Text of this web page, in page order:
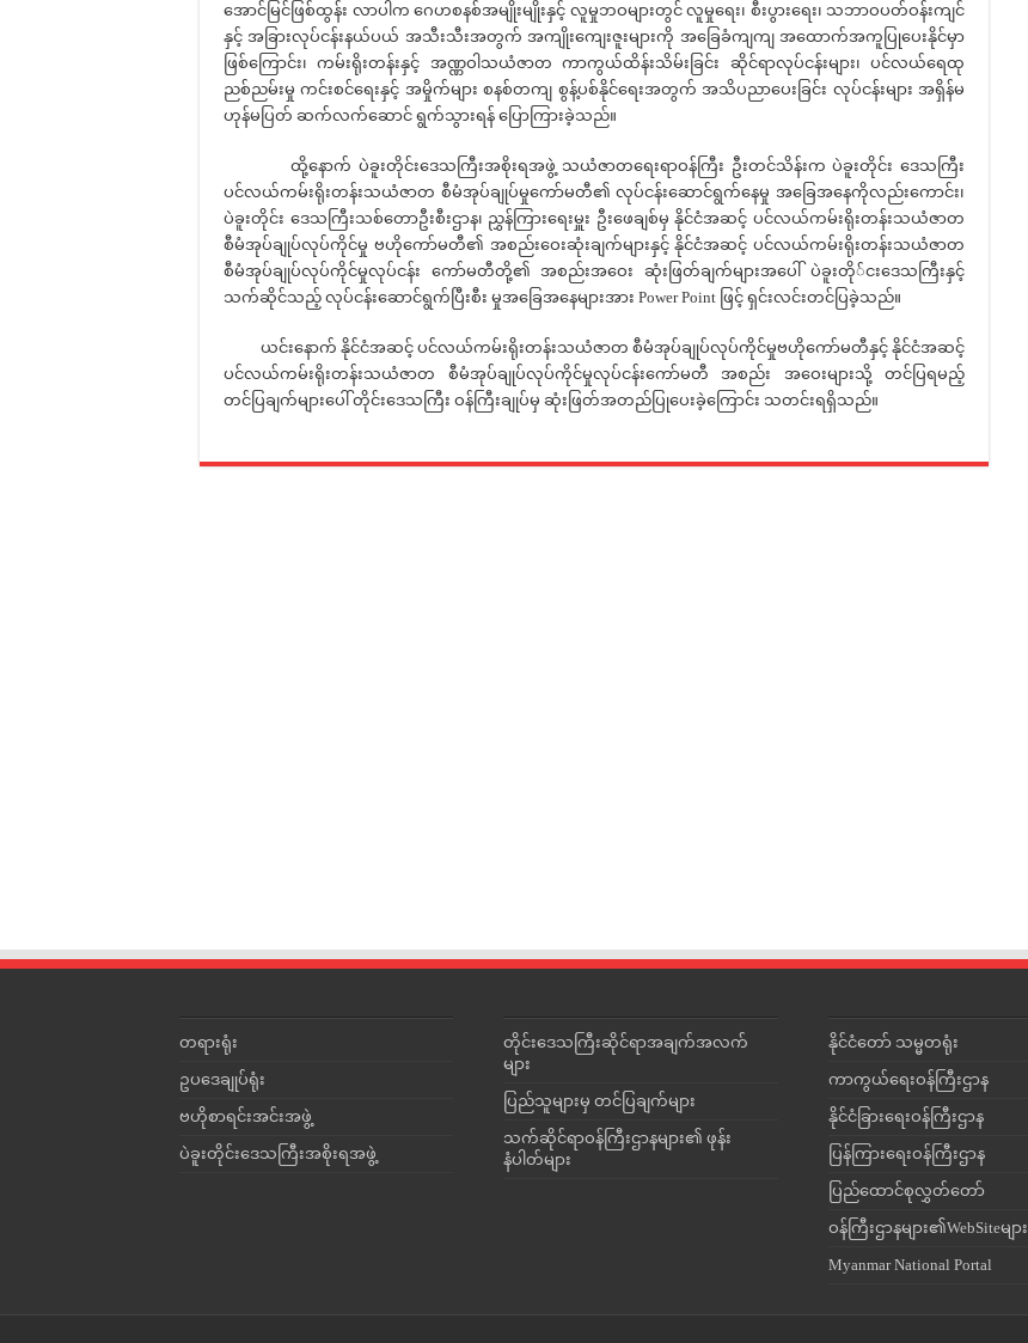
အောင်မြင်ဖြစ်ထွန်း လာပါက ဂေဟစနစ်အမျိုးမျိုးနှင့် လူမှုဘဝများတွင် လူမှုရေး၊ စီးပွားရေး၊ သဘာဝပတ်ဝန်းကျင်
နှင့် အခြားလုပ်ငန်းနယ်ပယ် အသီးသီးအတွက် အကျိုးကျေးဇူးများကို အခြေခံကျကျ အထောက်အကူပြုပေးနိုင်မှာ
ဖြစ်ကြောင်း၊ ကမ်းရိုးတန်းနှင့် အဏ္ဏဝါသယံဇာတ ကာကွယ်ထိန်းသိမ်းခြင်း ဆိုင်ရာလုပ်ငန်းများ၊ ပင်လယ်ရေထု
ညစ်ညမ်းမှု ကင်းစင်ရေးနှင့် အမှိုက်များ စနစ်တကျ စွန့်ပစ်နိုင်ရေးအတွက် အသိပညာပေးခြင်း လုပ်ငန်းများ အရှိန်မ
ဟုန်မပြတ် ဆက်လက်ဆောင် ရွက်သွားရန် ပြောကြားခဲ့သည်။
ထို့နောက် ပဲခူးတိုင်းဒေသကြီးအစိုးရအဖွဲ့ သယံဇာတရေးရာဝန်ကြီး ဦးတင်သိန်းက ပဲခူးတိုင်း ဒေသကြီး
ပင်လယ်ကမ်းရိုးတန်းသယံဇာတ စီမံအုပ်ချုပ်မှုကော်မတီ၏ လုပ်ငန်းဆောင်ရွက်နေမှု အခြေအနေကိုလည်းကောင်း၊
ပဲခူးတိုင်း ဒေသကြီးသစ်တောဦးစီးဌာန၊ ညွှန်ကြားရေးမှူး ဦးဖေချစ်မှ နိုင်ငံအဆင့် ပင်လယ်ကမ်းရိုးတန်းသယံဇာတ
စီမံအုပ်ချုပ်လုပ်ကိုင်မှု ဗဟိုကော်မတီ၏ အစည်းဝေးဆုံးချက်များနှင့် နိုင်ငံအဆင့် ပင်လယ်ကမ်းရိုးတန်းသယံဇာတ
စီမံအုပ်ချုပ်လုပ်ကိုင်မှုလုပ်ငန်း ကော်မတီတို့၏ အစည်းအဝေး ဆုံးဖြတ်ချက်များအပေါ် ပဲခူးတို်ငးဒေသကြီးနှင့်
သက်ဆိုင်သည့် လုပ်ငန်းဆောင်ရွက်ပြီးစီး မှုအခြေအနေများအား Power Point ဖြင့် ရှင်းလင်းတင်ပြခဲ့သည်။
ယင်းနောက် နိုင်ငံအဆင့် ပင်လယ်ကမ်းရိုးတန်းသယံဇာတ စီမံအုပ်ချုပ်လုပ်ကိုင်မှုဗဟိုကော်မတီနှင့် နိုင်ငံအဆင့်
ပင်လယ်ကမ်းရိုးတန်းသယံဇာတ စီမံအုပ်ချုပ်လုပ်ကိုင်မှုလုပ်ငန်းကော်မတီ အစည်း အဝေးများသို့ တင်ပြရမည့်
တင်ပြချက်များပေါ် တိုင်းဒေသကြီး ဝန်ကြီးချုပ်မှ ဆုံးဖြတ်အတည်ပြုပေးခဲ့ကြောင်း သတင်းရရှိသည်။
တရားရုံး
ဥပဒေချုပ်ရုံး
ဗဟိုစာရင်းအင်းအဖွဲ့
ပဲခူးတိုင်းဒေသကြီးအစိုးရအဖွဲ့
တိုင်းဒေသကြီးဆိုင်ရာအချက်အလက်
များ
ပြည်သူများမှ တင်ပြချက်များ
သက်ဆိုင်ရာဝန်ကြီးဌာနများ၏ ဖုန်း
နံပါတ်များ
နိုင်ငံတော် သမ္မတရုံး
ကာကွယ်ရေးဝန်ကြီးဌာန
နိုင်ငံခြားရေးဝန်ကြီးဌာန
ပြန်ကြားရေးဝန်ကြီးဌာန
ပြည်ထောင်စုလွှတ်တော်
ဝန်ကြီးဌာနများ၏WebSiteများ
Myanmar National Portal